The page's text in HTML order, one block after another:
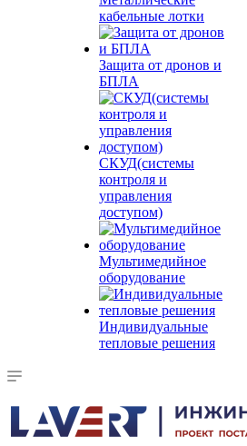
кабельные лотки
Защита от дронов и
БПЛА
СКУД(системы
контроля и
управления
доступом)
Мультимедийное
оборудование
Индивидуальные
тепловые решения